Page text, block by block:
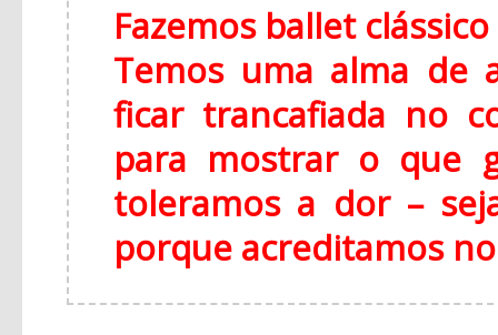
Fazemos ballet
Temos uma alma de
ficar trancafiada no
para mostrar o que
toleramos a dor –
porque acreditamos